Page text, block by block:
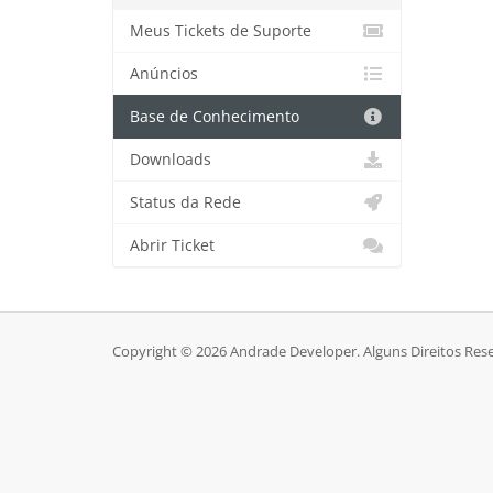
Meus Tickets de Suporte
Anúncios
Base de Conhecimento
Downloads
Status da Rede
Abrir Ticket
Copyright © 2026 Andrade Developer. Alguns Direitos